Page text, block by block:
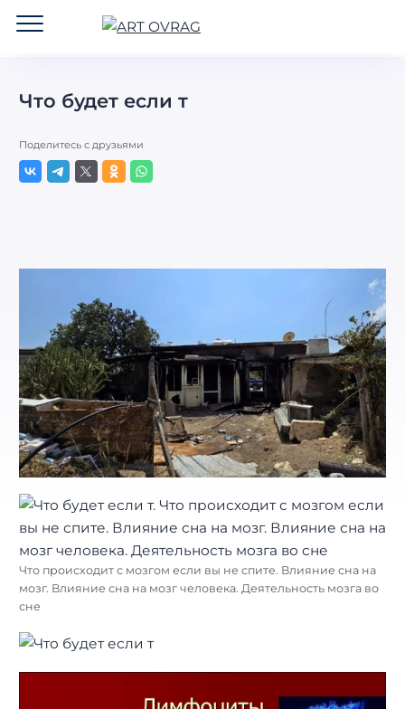
Что будет если т
Поделитесь с друзьями
Что происходит с мозгом если вы не спите. Влияние сна на
мозг. Влияние сна на мозг человека. Деятельность мозга во
сне